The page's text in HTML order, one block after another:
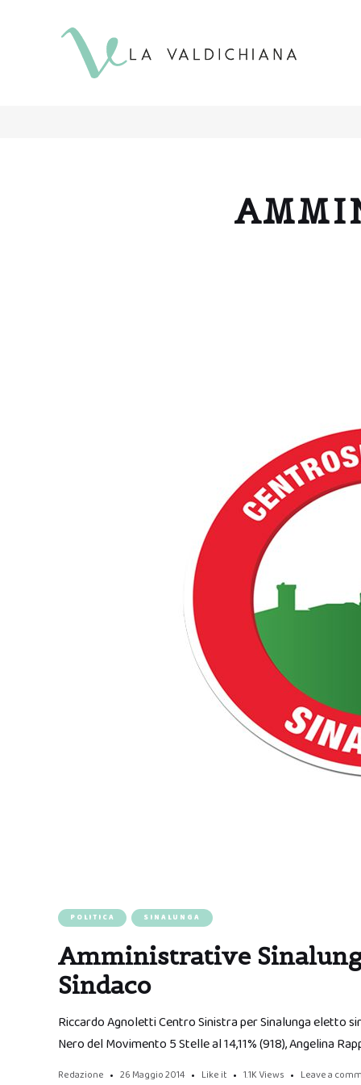
POLITICA SINALUNGA
Amministrative
Sindaco
Riccardo Agnoletti Centro Sinistra per Sinalunga eletto
Nero del Movimento 5 Stelle al 14,11% (918), Angelina
Redazione 26 Maggio 2014 Like it 1.1K Views Leave a